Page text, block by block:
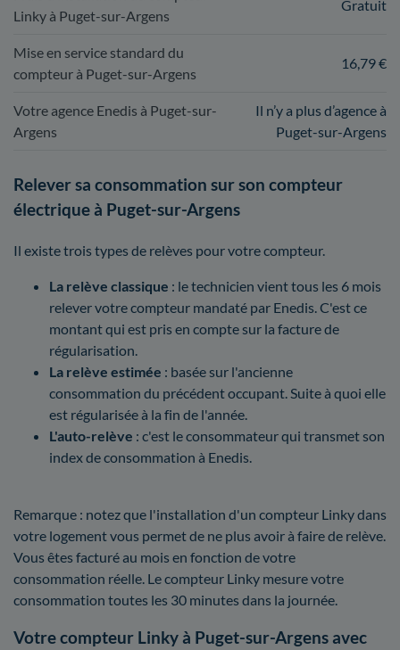
Linky à Puget-sur-Argens
Gratuit
Mise en service standard du
compteur à Puget-sur-Argens
16,79 €
Votre agence Enedis à Puget-sur-
Argens
Il n’y a plus d’agence à
Puget-sur-Argens
Relever sa consommation sur son compteur
électrique à Puget-sur-Argens
Il existe trois types de relèves pour votre compteur.
La relève classique : le technicien vient tous les 6 mois
relever votre compteur mandaté par Enedis. C'est ce
montant qui est pris en compte sur la facture de
régularisation.
La relève estimée : basée sur l'ancienne
consommation du précédent occupant. Suite à quoi elle
est régularisée à la fin de l'année.
L'auto-relève : c'est le consommateur qui transmet son
index de consommation à Enedis.
Remarque : notez que l'installation d'un compteur Linky dans
votre logement vous permet de ne plus avoir à faire de relève.
Vous êtes facturé au mois en fonction de votre
consommation réelle. Le compteur Linky mesure votre
consommation toutes les 30 minutes dans la journée.
Votre compteur Linky à Puget-sur-Argens avec